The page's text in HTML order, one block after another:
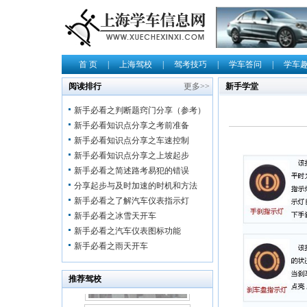
首 页|上海驾校|驾考技巧|学车答问|学车
阅读排行 更多>>
新手必看之判断题窍门分享（参考）
新手必看知识点分享之考前准备
新手必看知识点分享之车速控制
新手必看知识点分享之上坡起步
新手必看之简述路考易犯的错误
分享起步与及时加速的时机和方法
新手必看之了解汽车仪表指示灯
新手必看之冰雪天开车
新手必看之汽车仪表图标功能
新手必看之雨天开车
推荐驾校
新手学堂